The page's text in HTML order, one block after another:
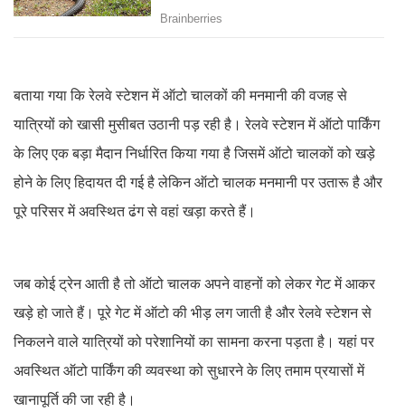
बताया गया कि रेलवे स्टेशन में ऑटो चालकों की मनमानी की वजह से
यात्रियों को खासी मुसीबत उठानी पड़ रही है। रेलवे स्टेशन में ऑटो पार्किंग
के लिए एक बड़ा मैदान निर्धारित किया गया है जिसमें ऑटो चालकों को खड़े
होने के लिए हिदायत दी गई है लेकिन ऑटो चालक मनमानी पर उतारू है और
पूरे परिसर में अवस्थित ढंग से वहां खड़ा करते हैं।
जब कोई ट्रेन आती है तो ऑटो चालक अपने वाहनों को लेकर गेट में आकर
खड़े हो जाते हैं। पूरे गेट में ऑटो की भीड़ लग जाती है और रेलवे स्टेशन से
निकलने वाले यात्रियों को परेशानियों का सामना करना पड़ता है। यहां पर
अवस्थित ऑटो पार्किंग की व्यवस्था को सुधारने के लिए तमाम प्रयासों में
खानापूर्ति की जा रही है।